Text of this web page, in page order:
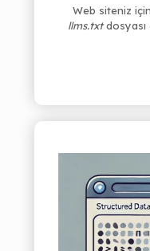
Web siteniz
llms.txtdosyası